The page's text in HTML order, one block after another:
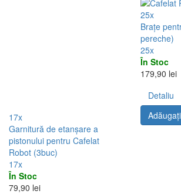
17x
Garnitură de etanșare a
pistonului pentru Cafelat
Robot (3buc)
17x
În Stoc
79,90 lei
25x
Brațe
pereche)
25x
În Stoc
179,90 lei
Detaliu